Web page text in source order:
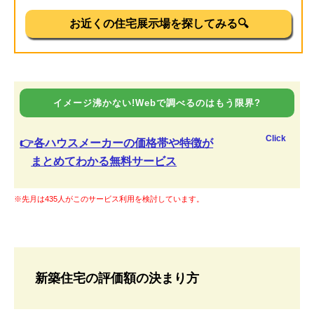
お近くの住宅展示場を探してみる🔍
イメージ沸かない!Webで調べるのはもう限界?
👉各ハウスメーカーの価格帯や特徴が
まとめてわかる無料サービス
Click
※先月は435人がこのサービス利用を検討しています。
新築住宅の評価額の決まり方